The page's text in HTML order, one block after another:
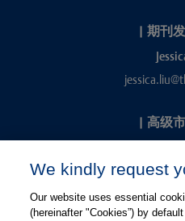
| 期刊
| 高级
We kindly request
Our website uses essential
(hereinafter "Cookies”) by